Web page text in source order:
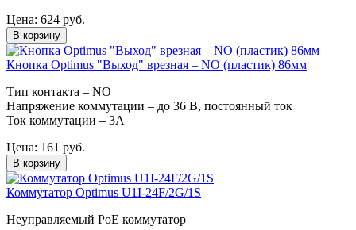
Цена: 624 руб.
В корзину
Кнопка Optimus "Выход" врезная – NO (пластик) 86мм
Тип контакта – NO
Напряжение коммутации – до 36 В, постоянный ток
Ток коммутации – 3А
Цена: 161 руб.
В корзину
Коммутатор Optimus U1I-24F/2G/1S
Неуправляемый PoE коммутатор